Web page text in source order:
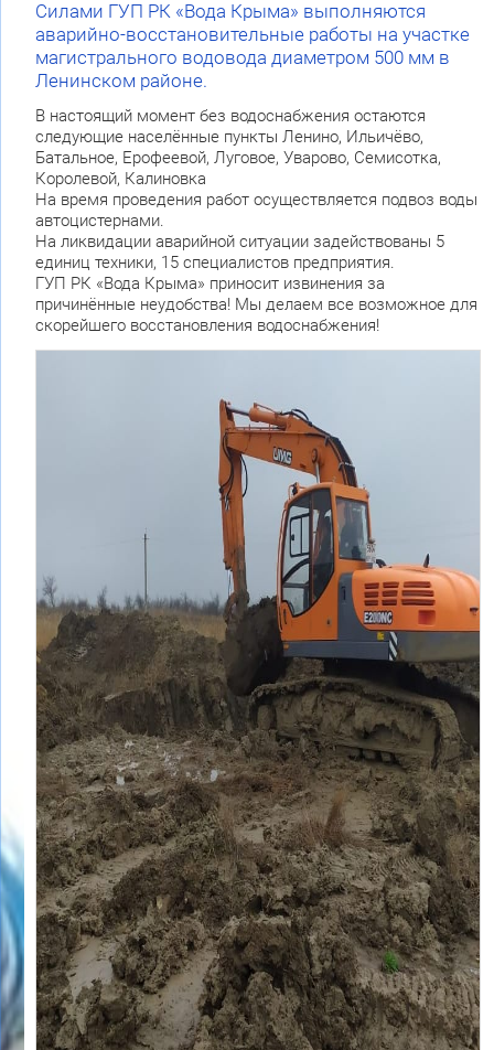
Силами ГУП РК «Вода Крыма» выполняются
аварийно-восстановительные работы на участке
магистрального водовода диаметром 500 мм в
Ленинском районе.
В настоящий момент без водоснабжения остаются
следующие населённые пункты Ленино, Ильичёво,
Батальное, Ерофеевой, Луговое, Уварово, Семисотка,
Королевой, Калиновка
На время проведения работ осуществляется подвоз воды
автоцистернами.
На ликвидации аварийной ситуации задействованы 5
единиц техники, 15 специалистов предприятия.
ГУП РК «Вода Крыма» приносит извинения за
причинённые неудобства! Мы делаем все возможное для
скорейшего восстановления водоснабжения!